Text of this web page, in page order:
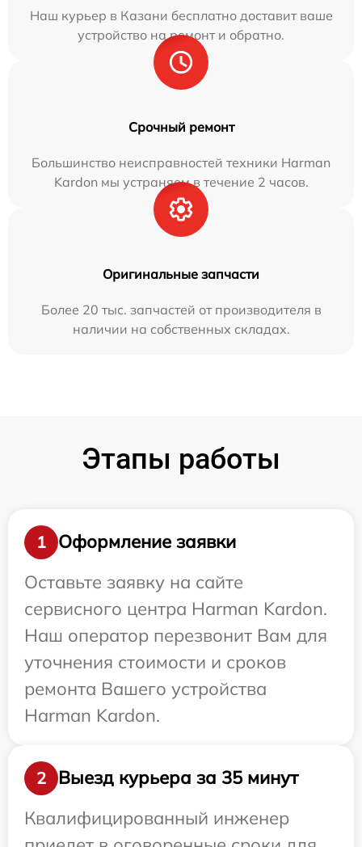
Наш курьер в Казани бесплатно доставит ваше
устройство на ремонт и обратно.
Срочный ремонт
Большинство неисправностей техники Harman
Kardon мы устраняем в течение 2 часов.
Оригинальные запчасти
Более 20 тыс. запчастей от производителя в
наличии на собственных складах.
Этапы работы
1
Оформление заявки
Оставьте заявку на сайте
сервисного центра Harman Kardon.
Наш оператор перезвонит Вам для
уточнения стоимости и сроков
ремонта Вашего устройства
Harman Kardon.
2
Выезд курьера за 35 минут
Квалифицированный инженер